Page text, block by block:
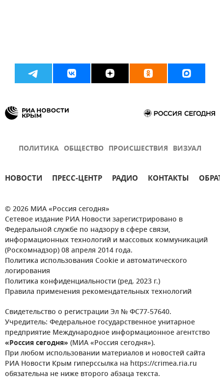
ПОЛИТИКА ОБЩЕСТВО ПРОИСШЕСТВИЯ ВИЗУАЛ
НОВОСТИ ПРЕСС-ЦЕНТР РАДИО КОНТАКТЫ
© 2026 МИА «Россия сегодня»
Сетевое издание РИА Новости зарегистрировано в
Федеральной службе по надзору в сфере связи,
информационных технологий и массовых коммуникаций
(Роскомнадзор) 08 апреля 2014 года.
Политика использования Cookie и автоматического
логирования
Политика конфиденциальности (ред. 2023 г.)
Правила применения рекомендательных технологий
Свидетельство о регистрации Эл № ФС77-57640.
Учредитель: Федеральное государственное унитарное
предприятие Международное информационное агентство
«Россия сегодня» (МИА «Россия сегодня»).
При любом использовании материалов и новостей сайта
РИА Новости Крым гиперссылка на https://crimea.ria.ru
обязательна не ниже второго абзаца текста.